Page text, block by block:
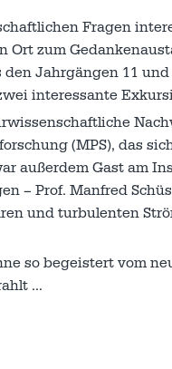
Fragen
Ort zum
Jahrgängen 11
interessante
(MPS), das
außerdem Gast am
– Prof. Manfred
und turbulenten
so begeistert vom
…